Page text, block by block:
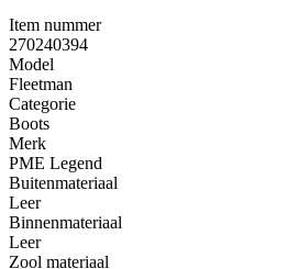
Item nummer
270240394
Model
Fleetman
Categorie
Boots
Merk
PME Legend
Buitenmateriaal
Leer
Binnenmateriaal
Leer
Zool materiaal